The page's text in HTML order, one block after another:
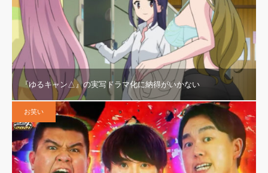
『ゆるキャン△』の実写ドラマ化に納得がいかない
お笑い